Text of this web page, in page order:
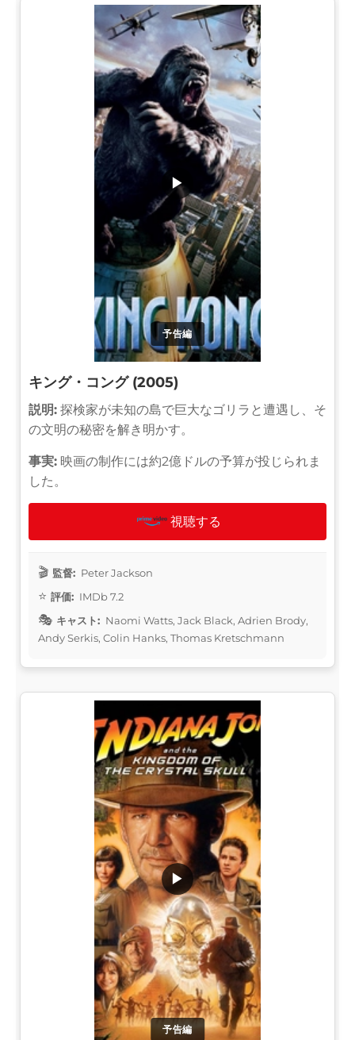
予告編
▶
キング・コング (2005)
説明: 探検家が未知の島で巨大なゴリラと遭遇し、そ
の文明の秘密を解き明かす。
事実: 映画の制作には約2億ドルの予算が投じられま
した。
視聴する
監督: Peter Jackson
評価: IMDb 7.2
キャスト: Naomi Watts, Jack Black, Adrien Brody,
Andy Serkis, Colin Hanks, Thomas Kretschmann
予告編
▶